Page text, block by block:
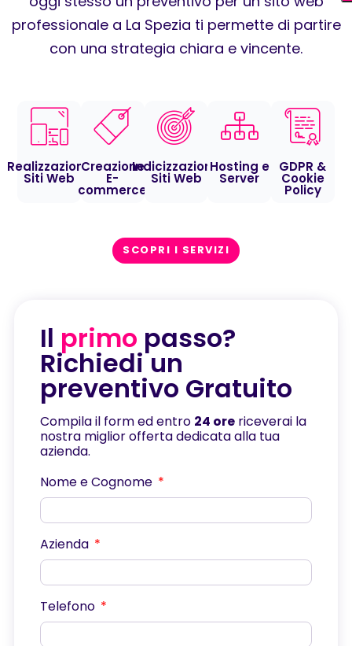
professionale a La Spezia ti permette di partire
con una strategia chiara e vincente.
Realizzazione
Siti Web
Creazione
E-
commerce
Indicizzazione
Siti Web
Hosting e
Server
GDPR &
Cookie
Policy
SCOPRI I SERVIZI
Il primo passo?
Richiedi un
preventivo Gratuito
Compila il form ed entro 24 orericeverai la
nostra miglior offerta dedicata alla tua
azienda.
Nome e Cognome
Azienda
Telefono